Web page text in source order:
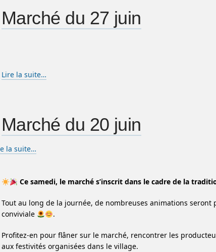
Marché du 27 juin
Lire la suite…
Marché du 20 juin
Ce samedi, le marché s’inscrit dans le cadre de la
Tout au long de la journée, de nombreuses animations
conviviale
.
Profitez-en pour flâner sur le marché, rencontrer les
aux festivités organisées dans le village.
la suite…